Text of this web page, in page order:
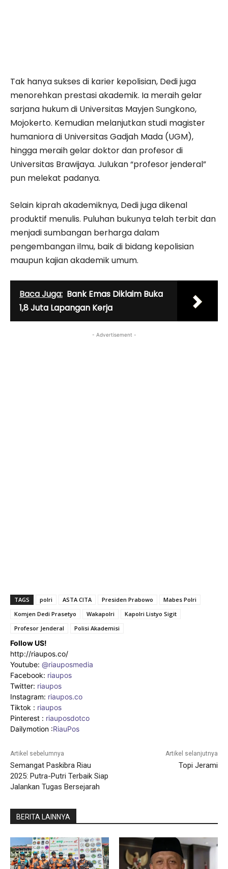
Tak hanya sukses di karier kepolisian, Dedi juga
menorehkan prestasi akademik. Ia meraih gelar
sarjana hukum di Universitas Mayjen Sungkono,
Mojokerto. Kemudian melanjutkan studi magister
humaniora di Universitas Gadjah Mada (UGM),
hingga meraih gelar doktor dan profesor di
Universitas Brawijaya. Julukan “profesor jenderal”
pun melekat padanya.
Selain kiprah akademiknya, Dedi juga dikenal
produktif menulis. Puluhan bukunya telah terbit dan
menjadi sumbangan berharga dalam
pengembangan ilmu, baik di bidang kepolisian
maupun kajian akademik umum.
Baca Juga: Bank Emas Diklaim Buka
1,8 Juta Lapangan Kerja
- Advertisement -
TAGS polri ASTA CITA Presiden Prabowo
Mabes Polri
Komjen Dedi Prasetyo
Wakapolri
Kapolri Listyo Sigit
Profesor Jenderal
Polisi Akademisi
Follow US!
http://riaupos.co/
Youtube: @riauposmedia
Facebook: riaupos
Twitter: riaupos
Instagram: riaupos.co
Tiktok : riaupos
Pinterest : riauposdotco
Dailymotion :RiauPos
Artikel sebelumnya
Semangat Paskibra Riau
2025: Putra-Putri Terbaik Siap
Jalankan Tugas Bersejarah
Artikel selanjutnya
Topi Jerami
BERITA LAINNYA